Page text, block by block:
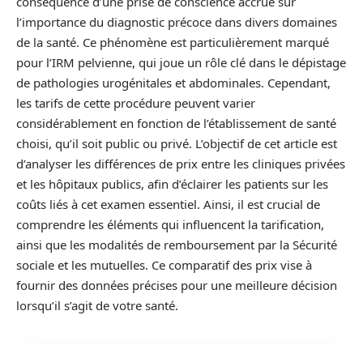
l’importance du diagnostic précoce dans divers domaines
de la santé. Ce phénomène est particulièrement marqué
pour l’IRM pelvienne, qui joue un rôle clé dans le dépistage
de pathologies urogénitales et abdominales. Cependant,
les tarifs de cette procédure peuvent varier
considérablement en fonction de l’établissement de santé
choisi, qu’il soit public ou privé. L’objectif de cet article est
d’analyser les différences de prix entre les cliniques privées
et les hôpitaux publics, afin d’éclairer les patients sur les
coûts liés à cet examen essentiel. Ainsi, il est crucial de
comprendre les éléments qui influencent la tarification,
ainsi que les modalités de remboursement par la Sécurité
sociale et les mutuelles. Ce comparatif des prix vise à
fournir des données précises pour une meilleure décision
lorsqu’il s’agit de votre santé.